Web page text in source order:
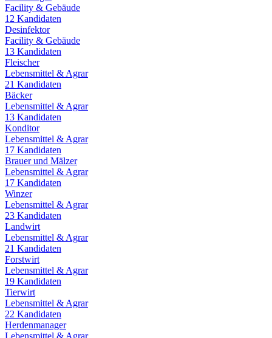
Facility & Gebäude
12 Kandidaten
Desinfektor
Facility & Gebäude
13 Kandidaten
Fleischer
Lebensmittel & Agrar
21 Kandidaten
Bäcker
Lebensmittel & Agrar
13 Kandidaten
Konditor
Lebensmittel & Agrar
17 Kandidaten
Brauer und Mälzer
Lebensmittel & Agrar
17 Kandidaten
Winzer
Lebensmittel & Agrar
23 Kandidaten
Landwirt
Lebensmittel & Agrar
21 Kandidaten
Forstwirt
Lebensmittel & Agrar
19 Kandidaten
Tierwirt
Lebensmittel & Agrar
22 Kandidaten
Herdenmanager
Lebensmittel & Agrar